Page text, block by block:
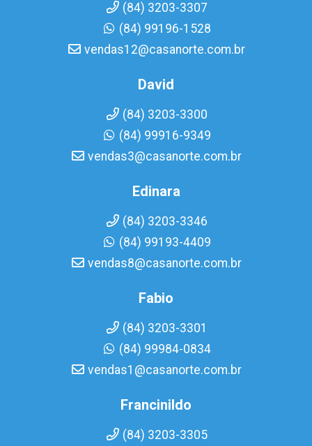
(84) 3203-3307
(84) 99196-1528
vendas12@casanorte.com.br
David
(84) 3203-3300
(84) 99916-9349
vendas3@casanorte.com.br
Edinara
(84) 3203-3346
(84) 99193-4409
vendas8@casanorte.com.br
Fabio
(84) 3203-3301
(84) 99984-0834
vendas1@casanorte.com.br
Francinildo
(84) 3203-3305